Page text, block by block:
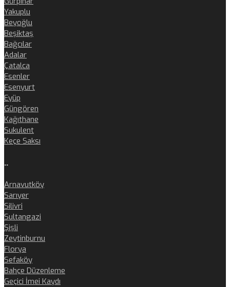
Yakuplu
Beyoğlu
Beşiktaş
Bağcılar
Adalar
Çatalca
Esenler
Esenyurt
Eyüp
Güngören
Kağıthane
Sukulent
Keçe Saksı
..
Arnavutköy
Sarıyer
Silivri
Sultangazi
Şişli
Zeytinburnu
Florya
Sefaköy
Bahçe Düzenleme
Geçici İmei Kaydı